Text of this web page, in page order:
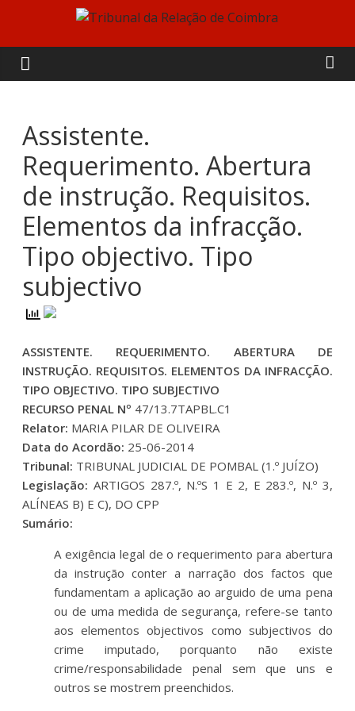
content
Tribunal
da
Relação
de
Coimbra
Assistente.
Requerimento. Abertura
de instrução. Requisitos.
Elementos da infracção.
Tipo objectivo. Tipo
subjectivo
ASSISTENTE. REQUERIMENTO. ABERTURA DE
INSTRUÇÃO. REQUISITOS. ELEMENTOS DA INFRACÇÃO.
TIPO OBJECTIVO. TIPO SUBJECTIVO
RECURSO PENAL Nº 47/13.7TAPBL.C1
Relator: MARIA PILAR DE OLIVEIRA
Data do Acordão: 25-06-2014
Tribunal: TRIBUNAL JUDICIAL DE POMBAL (1.º JUÍZO)
Legislação:ARTIGOS 287.º, N.ºS 1 E 2, E 283.º, N.º 3,
ALÍNEAS B) E C), DO CPP
Sumário:
A exigência legal de o requerimento para abertura
da instrução conter a narração dos factos que
fundamentam a aplicação ao arguido de uma pena
ou de uma medida de segurança, refere-se tanto
aos elementos objectivos como subjectivos do
crime imputado, porquanto não existe
crime/responsabilidade penal sem que uns e
outros se mostrem preenchidos.